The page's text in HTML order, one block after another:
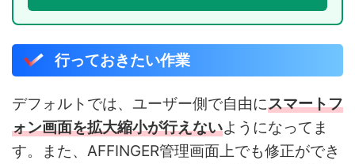
行っておきたい作業
デフォルトでは、ユーザー側で自由にスマートフ
ォン画面を拡大縮小が行えないようになってま
す。また、AFFINGER管理画面上でも修正ができ